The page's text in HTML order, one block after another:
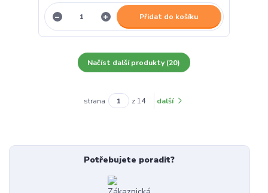
Přidat do košíku
Načíst další produkty (20)
strana z 14 další
Potřebujete poradit?